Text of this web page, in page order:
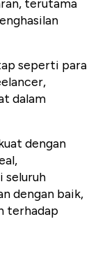
terutama
seperti para
dalam
dengan
seluruh
dengan baik,
terhadap